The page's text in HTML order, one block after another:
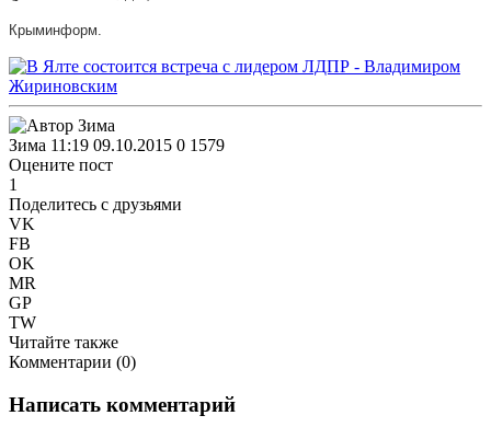
Крыминформ.
Зима 11:19 09.10.2015 0 1579
Оцените пост
1
Поделитесь с друзьями
VK
FB
OK
MR
GP
TW
Читайте также
Комментарии (0)
Написать комментарий